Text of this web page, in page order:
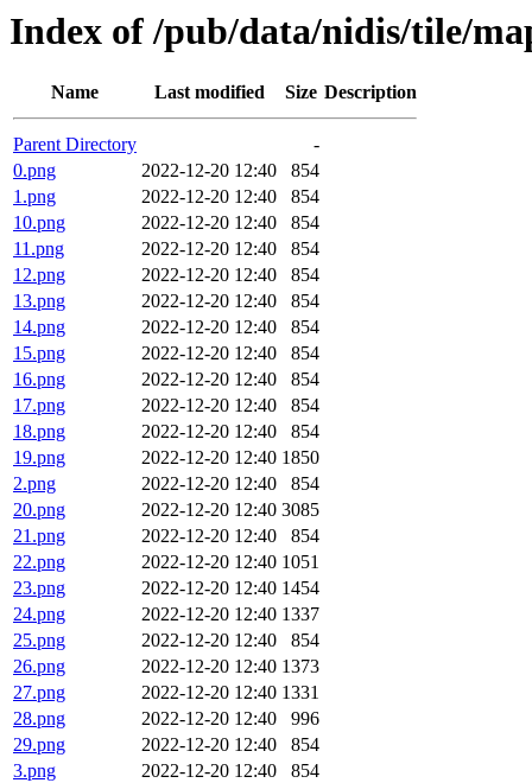
Index of /pub/data/nidis/tile/
Name Last modified Size Description
Parent Directory
-
0.png
2022-12-20 12:40
854
1.png
2022-12-20 12:40
854
10.png
2022-12-20 12:40
854
11.png
2022-12-20 12:40
854
12.png
2022-12-20 12:40
854
13.png
2022-12-20 12:40
854
14.png
2022-12-20 12:40
854
15.png
2022-12-20 12:40
854
16.png
2022-12-20 12:40
854
17.png
2022-12-20 12:40
854
18.png
2022-12-20 12:40
854
19.png
2022-12-20 12:40 1850
2.png
2022-12-20 12:40
854
20.png
2022-12-20 12:40 3085
21.png
2022-12-20 12:40
854
22.png
2022-12-20 12:40 1051
23.png
2022-12-20 12:40 1454
24.png
2022-12-20 12:40 1337
25.png
2022-12-20 12:40
854
26.png
2022-12-20 12:40 1373
27.png
2022-12-20 12:40 1331
28.png
2022-12-20 12:40
996
29.png
2022-12-20 12:40
854
3.png
2022-12-20 12:40
854